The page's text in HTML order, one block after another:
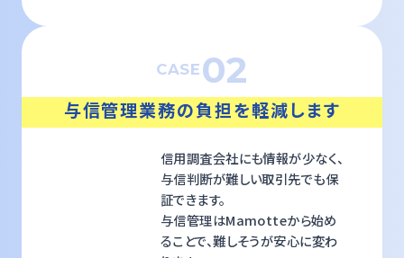
CASE 02
与信管理業務の負担を軽減します
信用調査会社にも情報が少なく、
与信判断が難しい取引先でも保
証できます。
与信管理はMamotteから始め
ることで、難しそうが安心に変わ